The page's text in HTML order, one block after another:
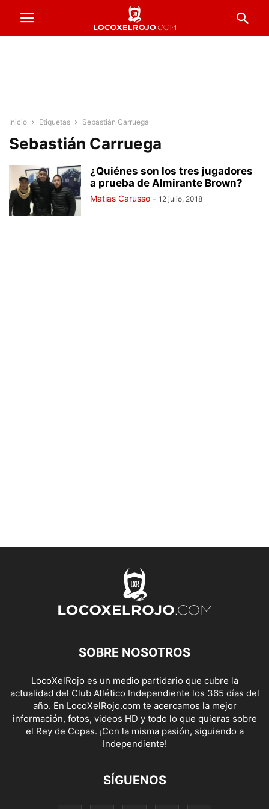
Inicio Etiquetas Sebastián Carruega
Sebastián Carruega
¿Quiénes son los tres jugadores
a prueba de Almirante Brown?
Matias Carusso - 12 julio, 2018
SOBRE NOSOTROS
LocoXelRojo es un medio partidario que cubre la
actualidad del Club Atlético Independiente los 365 días del
año. En LocoXelRojo.com te acercamos la mejor
información, fotos, videos HD y todo lo que quieras sobre
el Rey de Copas. ¡Con la misma pasión, siguiendo a
Independiente!
SÍGUENOS